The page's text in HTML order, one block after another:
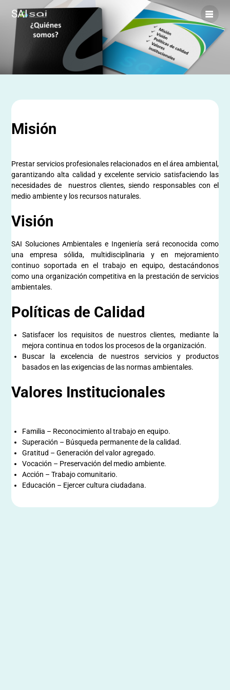
SAI
Misión
Prestar servicios profesionales relacionados en el área ambiental,
garantizando alta calidad y excelente servicio satisfaciendo las
necesidades de nuestros clientes, siendo responsables con el
medio ambiente y los recursos naturales.
Visión
SAI Soluciones Ambientales e Ingeniería será reconocida como
una empresa sólida, multidisciplinaria y en mejoramiento
continuo soportada en el trabajo en equipo, destacándonos
como una organización competitiva en la prestación de servicios
ambientales.
Políticas de Calidad
Satisfacer los requisitos de nuestros clientes, mediante la
mejora continua en todos los procesos de la organización.
Buscar la excelencia de nuestros servicios y productos
basados en las exigencias de las normas ambientales.
Valores Institucionales
Familia – Reconocimiento al trabajo en equipo.
Superación – Búsqueda permanente de la calidad.
Gratitud – Generación del valor agregado.
Vocación – Preservación del medio ambiente.
Acción – Trabajo comunitario.
Educación – Ejercer cultura ciudadana.